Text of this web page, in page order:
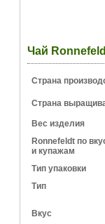
Чай
Страна
Страна
Вес изделия
Ronnefeldt по
и купажам
Тип упаковки
Тип
Вкус